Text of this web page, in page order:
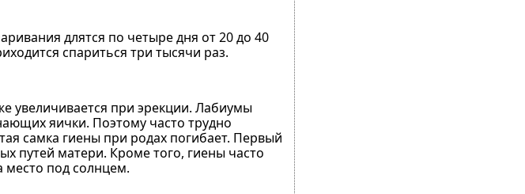
длятся по четыре дня от 20 до 40
спариться три тысячи раз.
увеличивается при эрекции. Лабиумы
яички. Поэтому часто трудно
самка гиены при родах погибает. Первый
путей матери. Кроме того, гиены часто
место под солнцем.